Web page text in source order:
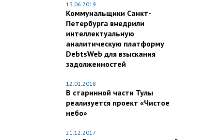
13.06.2019
Коммунальщики Санкт-
Петербурга внедрили
интеллектуальную
аналитическую платформу
DebtsWeb для взыскания
задолженностей
12.01.2018
В старинной части Тулы
реализуется проект «Чистое
небо»
21.12.2017